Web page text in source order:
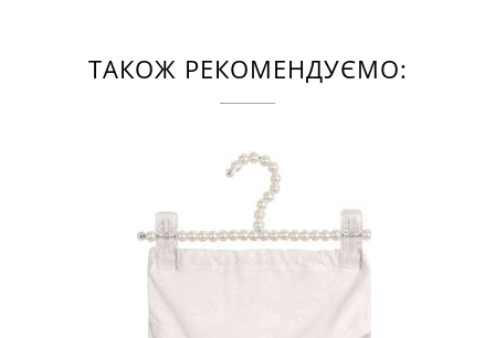
ТАКОЖ РЕКОМЕНДУЄМО: